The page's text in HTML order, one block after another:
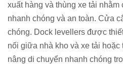
xuất hàng và thùng xe tải
nhanh chóng và an toàn. Cửa
chóng. Dock levellers được
nối giữa nhà kho và xe tải hoặc
nâng di chuyển nhanh chóng